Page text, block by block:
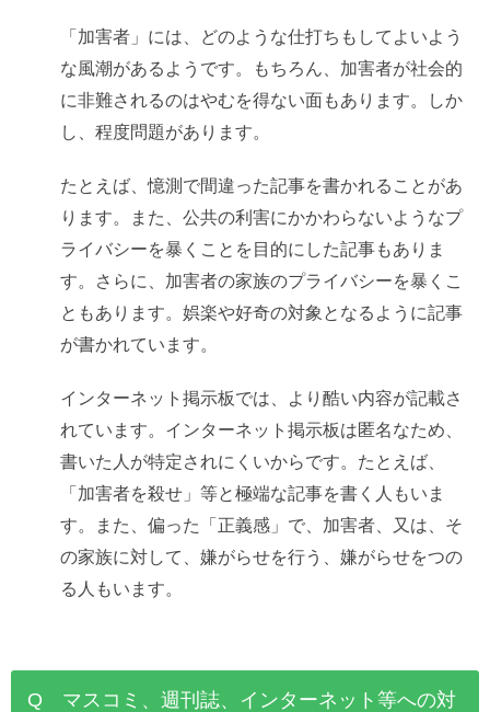
「加害者」には、どのような仕打ちもしてよいよう
な風潮があるようです。もちろん、加害者が社会的
に非難されるのはやむを得ない面もあります。しか
し、程度問題があります。
たとえば、憶測で間違った記事を書かれることがあ
ります。また、公共の利害にかかわらないようなプ
ライバシーを暴くことを目的にした記事もありま
す。さらに、加害者の家族のプライバシーを暴くこ
ともあります。娯楽や好奇の対象となるように記事
が書かれています。
インターネット掲示板では、より酷い内容が記載さ
れています。インターネット掲示板は匿名なため、
書いた人が特定されにくいからです。たとえば、
「加害者を殺せ」等と極端な記事を書く人もいま
す。また、偏った「正義感」で、加害者、又は、そ
の家族に対して、嫌がらせを行う、嫌がらせをつの
る人もいます。
Q マスコミ、週刊誌、インターネット等への対